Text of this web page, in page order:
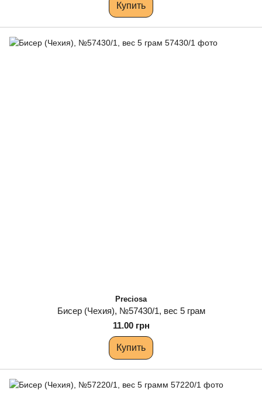
Купить
Preciosa
Бисер (Чехия), №57430/1, вес 5 грам
11.00 грн
Купить